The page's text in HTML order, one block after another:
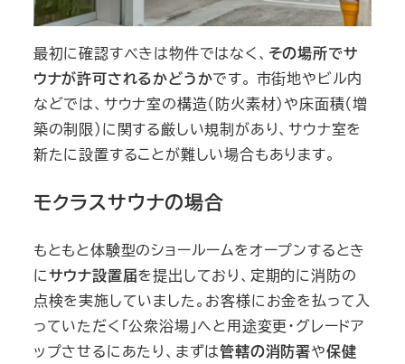
最初に確認すべきは物件ではなく、 その場所でサ
ウナが許可されるかどうかです。 市街地やビル内
などでは、サウナ室の構造（防火素材）や床面積（増
築の制限）に関する厳しい規制があり、サウナ室を
新たに設置することが難しい場合もあります。
モクラスサウナの場合
もともと体験型のショールームをオープンするとき
にサウナ設置届を提出しており、定期的に消防の
点検を実施していました。お客様にお金を払って入
っていただく「公衆浴場」へと用途変更・グレードア
ップさせるにあたり、まずは管轄の消防署や保健